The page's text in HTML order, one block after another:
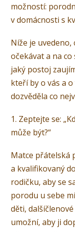
možností:
v domácnosti s
Níže je
očekávat a na
jaký postoj
kteří by o vás a
dozvěděla co
1. Zeptejte se:
může být?“
Matce přátelská
a kvalifikovaný
rodičku, aby se
porodu u sebe
děti,
umožní, aby ji